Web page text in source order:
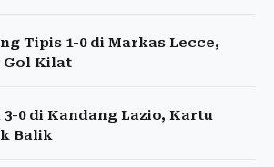
Tipis 1-0 di Markas Lecce,
Gol Kilat
0 di Kandang Lazio, Kartu
Balik